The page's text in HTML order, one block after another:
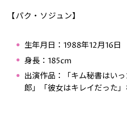
【パク・ソジュン】
生年月日：1988年12月16日
身長：185cm
出演作品：「キム秘書はい
郎」「彼女はキレイだった